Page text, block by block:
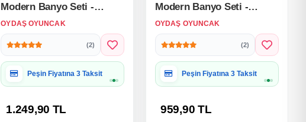
Modern Banyo Seti -
Modern Banyo Seti -
Banyo Oyuncak Seti -
Klozet, Tuvalet, Aynalı
Lavabo, Ütü, Çamaşır
Makinesi Oyuncak
OYDAŞ OYUNCAK
(2)
Hediye Paketine Uygun
1.249,90 TL
Modern Banyo Seti -
Modern Banyo Seti -
Banyo Oyuncak Seti -
Klozet, Tuvalet, Aynalı
Lavabo, Çamaşır Makinesi
Oyuncak
OYDAŞ OYUNCAK
(2)
Hediye Paketine Uygun
959,90 TL